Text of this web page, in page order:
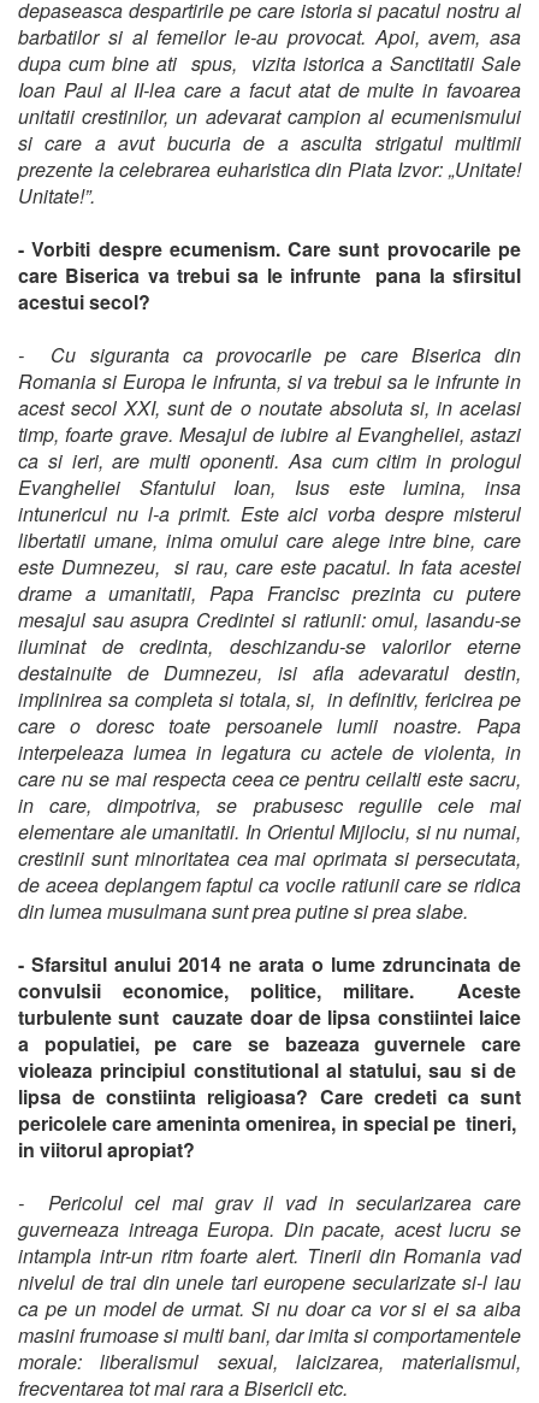
depaseasca despartirile pe care istoria si pacatul nostru al
barbatilor si al femeilor le-au provocat. Apoi, avem, asa
dupa cum bine ati spus, vizita istorica a Sanctitatii Sale
Ioan Paul al II-lea care a facut atat de multe in favoarea
unitatii crestinilor, un adevarat campion al ecumenismului
si care a avut bucuria de a asculta strigatul multimii
prezente la celebrarea euharistica din Piata Izvor: „Unitate!
Unitate!”.
- Vorbiti despre ecumenism. Care sunt provocarile pe
care Biserica va trebui sa le infrunte pana la sfirsitul
acestui secol?
- Cu siguranta ca provocarile pe care Biserica din
Romania si Europa le infrunta, si va trebui sa le infrunte in
acest secol XXI, sunt de o noutate absoluta si, in acelasi
timp, foarte grave. Mesajul de iubire al Evangheliei, astazi
ca si ieri, are multi oponenti. Asa cum citim in prologul
Evangheliei Sfantului Ioan, Isus este lumina, insa
intunericul nu l-a primit. Este aici vorba despre misterul
libertatii umane, inima omului care alege intre bine, care
este Dumnezeu, si rau, care este pacatul. In fata acestei
drame a umanitatii, Papa Francisc prezinta cu putere
mesajul sau asupra Credintei si ratiunii: omul, lasandu-se
iluminat de credinta, deschizandu-se valorilor eterne
destainuite de Dumnezeu, isi afla adevaratul destin,
implinirea sa completa si totala, si, in definitiv, fericirea pe
care o doresc toate persoanele lumii noastre. Papa
interpeleaza lumea in legatura cu actele de violenta, in
care nu se mai respecta ceea ce pentru ceilalti este sacru,
in care, dimpotriva, se prabusesc regulile cele mai
elementare ale umanitatii. In Orientul Mijlociu, si nu numai,
crestinii sunt minoritatea cea mai oprimata si persecutata,
de aceea deplangem faptul ca vocile ratiunii care se ridica
din lumea musulmana sunt prea putine si prea slabe.
- Sfarsitul anului 2014 ne arata o lume zdruncinata de
convulsii economice, politice, militare. Aceste
turbulente sunt cauzate doar de lipsa constiintei laice
a populatiei, pe care se bazeaza guvernele care
violeaza principiul constitutional al statului, sau si de
lipsa de constiinta religioasa? Care credeti ca sunt
pericolele care ameninta omenirea, in special pe tineri,
in viitorul apropiat?
- Pericolul cel mai grav il vad in secularizarea care
guverneaza intreaga Europa. Din pacate, acest lucru se
intampla intr-un ritm foarte alert. Tinerii din Romania vad
nivelul de trai din unele tari europene secularizate si-l iau
ca pe un model de urmat. Si nu doar ca vor si ei sa aiba
masini frumoase si multi bani, dar imita si comportamentele
morale: liberalismul sexual, laicizarea, materialismul,
frecventarea tot mai rara a Bisericii etc.